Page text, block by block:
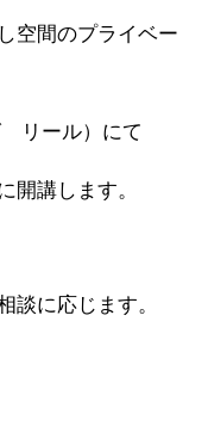
空間のプライベー
リール）にて
開講します。
談に応じます。